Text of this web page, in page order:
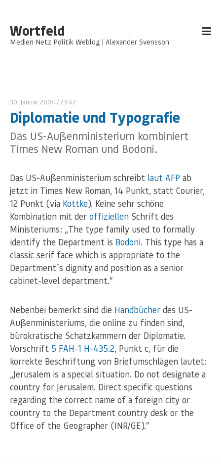
Wortfeld
Medien Netz Politik Weblog | Alexander Svensson
30. Januar 2004 / 23:42
Diplomatie und Typografie
Das US-Außenministerium kombiniert
Times New Roman und Bodoni.
Das US-Außenministerium schreibt laut AFP ab
jetzt in Times New Roman, 14 Punkt, statt Courier,
12 Punkt (via Kottke). Keine sehr schöne
Kombination mit der offiziellen Schrift des
Ministeriums: „The type family used to formally
identify the Department is Bodoni. This type has a
classic serif face which is appropriate to the
Department´s dignity and position as a senior
cabinet-level department.“
Nebenbei bemerkt sind die Handbücher des US-
Außenministeriums, die online zu finden sind,
bürokratische Schatzkammern der Diplomatie.
Vorschrift 5 FAH-1 H-435.2, Punkt c, für die
korrekte Beschriftung von Briefumschlägen lautet:
„Jerusalem is a special situation. Do not designate a
country for Jerusalem. Direct specific questions
regarding the correct name of a foreign city or
country to the Department country desk or the
Office of the Geographer (INR/GE).“